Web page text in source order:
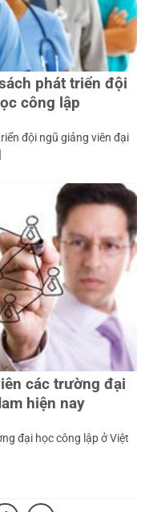
phát triển đội
công lập
đội ngũ giảng viên đại
các trường đại
hiện nay
đại học công lập ở Việt